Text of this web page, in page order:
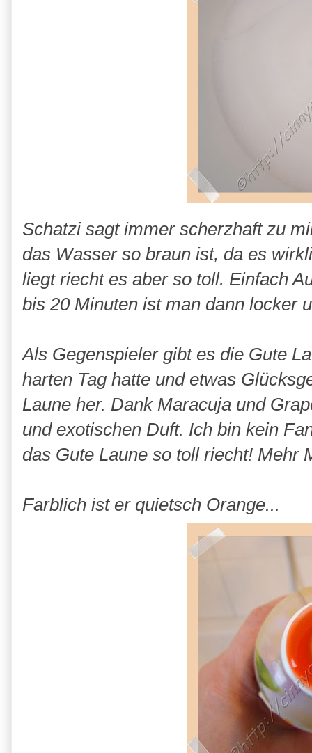
Schatzi sagt immer scherzhaft zu
das Wasser so braun ist, da es
liegt riecht es aber so toll. Einfach
bis 20 Minuten ist man dann locker
Als Gegenspieler gibt es die Gute
harten Tag hatte und etwas
Laune her. Dank Maracuja und
und exotischen Duft. Ich bin kein
das Gute Laune so toll riecht! Mehr
Farblich ist er quietsch Orange...